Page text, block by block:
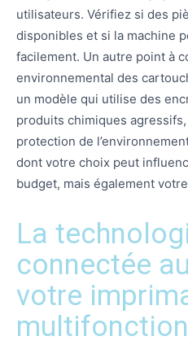
utilisateurs. Vérifiez si des
disponibles et si la machine
facilement. Un autre point à
environnemental des
un modèle qui utilise des
produits chimiques
protection de
dont votre choix peut
budget, mais également
La
connectée
votre
multifonction